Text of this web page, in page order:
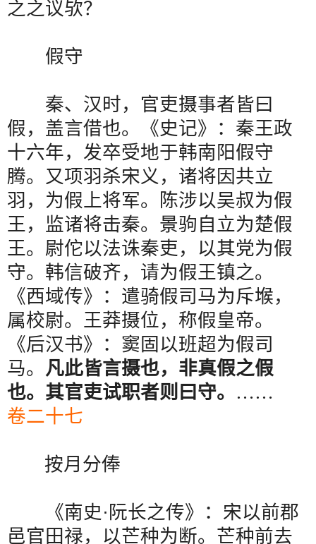
之之议欤？
假守
秦、汉时，官吏摄事者皆曰
假，盖言借也。《史记》：秦王政
十六年，发卒受地于韩南阳假守
腾。又项羽杀宋义，诸将因共立
羽，为假上将军。陈涉以吴叔为假
王，监诸将击秦。景驹自立为楚假
王。尉佗以法诛秦吏，以其党为假
守。韩信破齐，请为假王镇之。
《西域传》：遣骑假司马为斥堠，
属校尉。王莽摄位，称假皇帝。
《后汉书》：窦固以班超为假司
马。 凡此皆言摄也，非真假之假
也。其官吏试职者则曰守。 ……
卷二十七
按月分俸
《南史 · 阮长之传》：宋以前郡
邑官田禄，以芒种为断。芒种前去